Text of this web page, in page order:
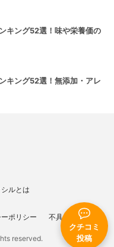
クチコミ
投稿
キング52選！味や栄養価の
キング52選！無添加・アレ
ルとは
ポリシー 不具合報告
reserved.